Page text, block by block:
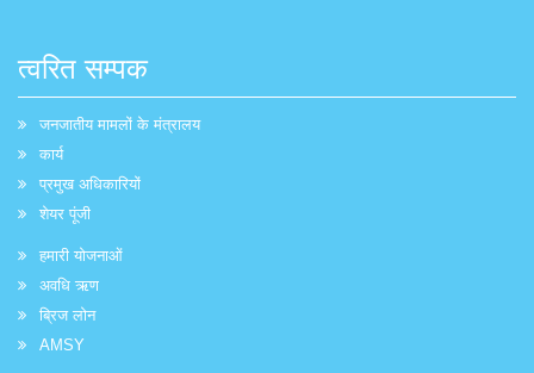
त्वरित सम्पक
जनजातीय मामलों के मंत्रालय
कार्य
प्रमुख अधिकारियों
शेयर पूंजी
हमारी योजनाओं
अवधि ऋण
ब्रिज लोन
AMSY